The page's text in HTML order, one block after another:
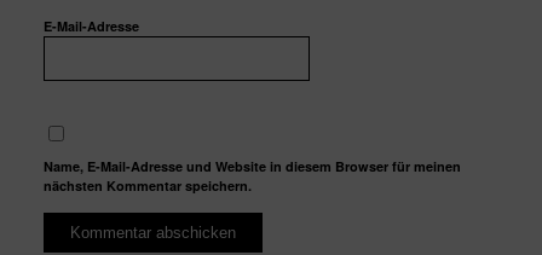
E-Mail-Adresse
Name, E-Mail-Adresse und Website in diesem Browser für meinen
nächsten Kommentar speichern.